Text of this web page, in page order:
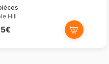
Hill